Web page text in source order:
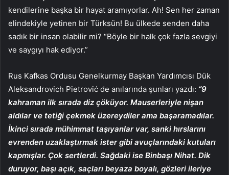
kendilerine başka bir hayat aramıyorlar. Ah! Sen her zaman
elindekiyle yetinen bir Türksün! Bu ülkede senden daha
sadık bir insan olabilir mi? “Böyle bir halk çok fazla sevgiyi
ve saygıyı hak ediyor.”
Rus Kafkas Ordusu Genelkurmay Başkan Yardımcısı Dük
Aleksandrovich Pietrović de anılarında şunları yazdı: “9
kahraman ilk sırada diz çöküyor. Mauserleriyle nişan
aldılar ve tetiği çekmek üzereydiler ama başaramadılar.
İkinci sırada mühimmat taşıyanlar var, sanki hırslarını
evrenden uzaklaştırmak ister gibi avuçlarındaki kutuları
kapmışlar. Çok sertlerdi. Sağdaki ise Binbaşı Nihat. Dik
duruyor, başı açık, saçları beyaza boyalı, gözleri ileriye